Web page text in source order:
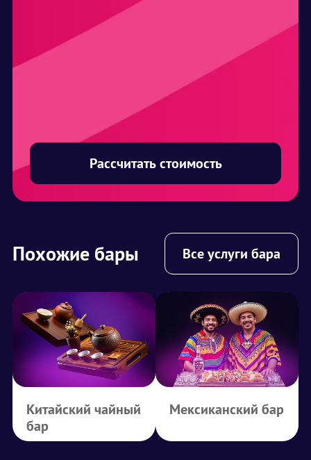
Рассчитать стоимость
Похожие бары Все услуги бара
Китайский чайный
бар
Мексиканский бар